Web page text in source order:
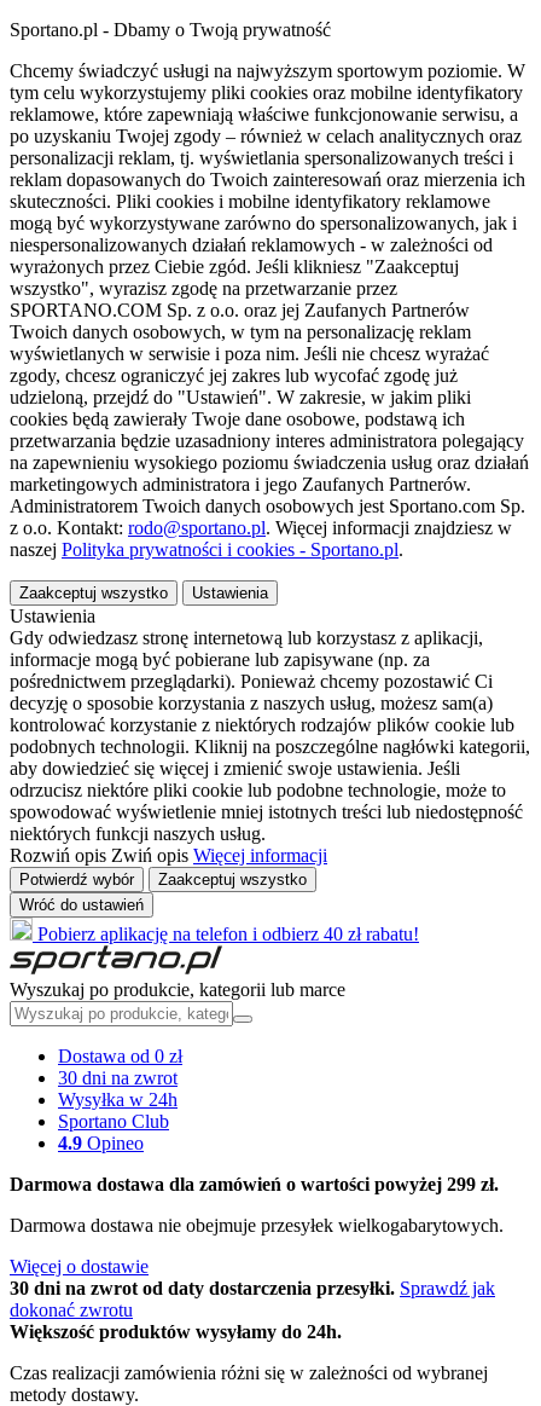
Sportano.pl - Dbamy o Twoją prywatność
Chcemy świadczyć usługi na najwyższym sportowym poziomie. W
tym celu wykorzystujemy pliki cookies oraz mobilne identyfikatory
reklamowe, które zapewniają właściwe funkcjonowanie serwisu, a
po uzyskaniu Twojej zgody – również w celach analitycznych oraz
personalizacji reklam, tj. wyświetlania spersonalizowanych treści i
reklam dopasowanych do Twoich zainteresowań oraz mierzenia ich
skuteczności. Pliki cookies i mobilne identyfikatory reklamowe
mogą być wykorzystywane zarówno do spersonalizowanych, jak i
niespersonalizowanych działań reklamowych - w zależności od
wyrażonych przez Ciebie zgód. Jeśli klikniesz "Zaakceptuj
wszystko", wyrazisz zgodę na przetwarzanie przez
SPORTANO.COM Sp. z o.o. oraz jej Zaufanych Partnerów
Twoich danych osobowych, w tym na personalizację reklam
wyświetlanych w serwisie i poza nim. Jeśli nie chcesz wyrażać
zgody, chcesz ograniczyć jej zakres lub wycofać zgodę już
udzieloną, przejdź do "Ustawień". W zakresie, w jakim pliki
cookies będą zawierały Twoje dane osobowe, podstawą ich
przetwarzania będzie uzasadniony interes administratora polegający
na zapewnieniu wysokiego poziomu świadczenia usług oraz działań
marketingowych administratora i jego Zaufanych Partnerów.
Administratorem Twoich danych osobowych jest Sportano.com Sp.
z o.o. Kontakt: rodo@sportano.pl. Więcej informacji znajdziesz w
naszej Polityka prywatności i cookies - Sportano.pl.
Zaakceptuj wszystko Ustawienia
Ustawienia
Gdy odwiedzasz stronę internetową lub korzystasz z aplikacji,
informacje mogą być pobierane lub zapisywane (np. za
pośrednictwem przeglądarki). Ponieważ chcemy pozostawić Ci
decyzję o sposobie korzystania z naszych usług, możesz sam(a)
kontrolować korzystanie z niektórych rodzajów plików cookie lub
podobnych technologii. Kliknij na poszczególne nagłówki kategorii,
aby dowiedzieć się więcej i zmienić swoje ustawienia. Jeśli
odrzucisz niektóre pliki cookie lub podobne technologie, może to
spowodować wyświetlenie mniej istotnych treści lub niedostępność
niektórych funkcji naszych usług.
Rozwiń opis Zwiń opis Więcej informacji
Potwierdź wybór
Zaakceptuj wszystko
Wróć do ustawień
Pobierz aplikację na telefon i odbierz 40 zł rabatu!
Wyszukaj po produkcie, kategorii lub marce
Dostawa od 0 zł
30 dni na zwrot
Wysyłka w 24h
Sportano Club
4.9 Opineo
Darmowa dostawa dla zamówień o wartości powyżej 299 zł.
Darmowa dostawa nie obejmuje przesyłek wielkogabarytowych.
Więcej o dostawie
30 dni na zwrot od daty dostarczenia przesyłki. Sprawdź jak
dokonać zwrotu
Większość produktów wysyłamy do 24h.
Czas realizacji zamówienia różni się w zależności od wybranej
metody dostawy.